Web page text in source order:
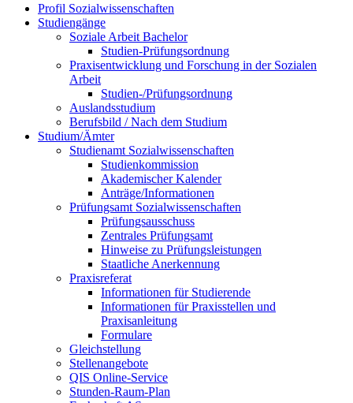
Profil Sozialwissenschaften
Studiengänge
Soziale Arbeit Bachelor
Studien-Prüfungsordnung
Praxisentwicklung und Forschung in der Sozialen
Arbeit
Studien-/Prüfungsordnung
Auslandsstudium
Berufsbild / Nach dem Studium
Studium/Ämter
Studienamt Sozialwissenschaften
Studienkommission
Akademischer Kalender
Anträge/Informationen
Prüfungsamt Sozialwissenschaften
Prüfungsausschuss
Zentrales Prüfungsamt
Hinweise zu Prüfungsleistungen
Staatliche Anerkennung
Praxisreferat
Informationen für Studierende
Informationen für Praxisstellen und
Praxisanleitung
Formulare
Gleichstellung
Stellenangebote
QIS Online-Service
Stunden-Raum-Plan